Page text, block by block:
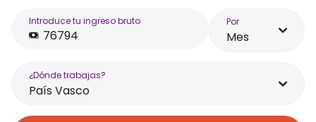
Introduce tu ingreso bruto Por
Mes
¿Dónde trabajas?
País Vasco